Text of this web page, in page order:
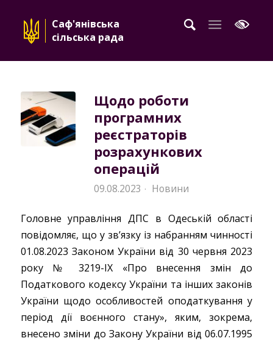
Саф'янівська
сільська рада
Щодо роботи
програмних
реєстраторів
розрахункових
операцій
09.08.2023 · Новини
Головне управління ДПС в Одеській області
повідомляє, що у зв’язку із набранням чинності
01.08.2023 Законом України від 30 червня 2023
року № 3219-ІХ «Про внесення змін до
Податкового кодексу України та інших законів
України щодо особливостей оподаткування у
період дії воєнного стану», яким, зокрема,
внесено зміни до Закону України від 06.07.1995